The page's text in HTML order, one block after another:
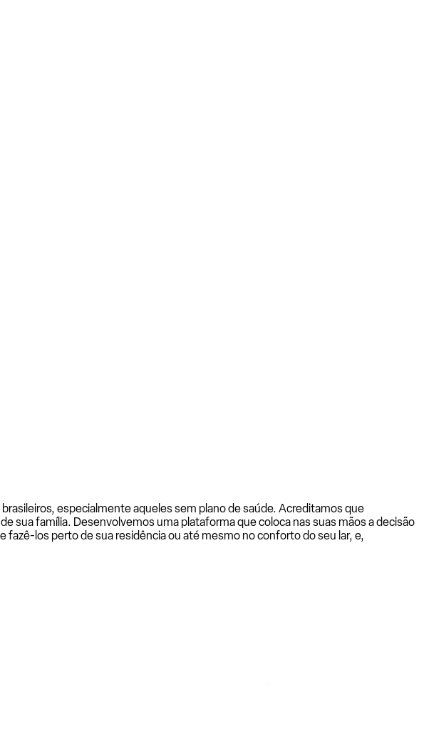
especialmente aqueles sem plano de saúde. Acreditamos que
sua família. Desenvolvemos uma plataforma que coloca nas suas mãos a decisão
fazê-los perto de sua residência ou até mesmo no conforto do seu lar, e,